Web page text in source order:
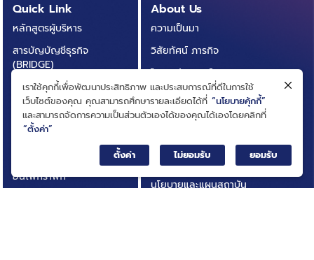
Quick Link
หลักสูตรผู้บริหาร
สารบัญบัญชีธุรกิจ
(BRIDGE)
ประกาศการจัดซื้อจัดจ้าง
รายงานประจำปี
อินโฟกราฟิก
About Us
ความเป็นมา
วิสัยทัศน์ ภารกิจ
โครงสร้างองค์กร
คณะกรรมการ
คณะผู้บริหาร
กฎหมายที่เกี่ยวข้อง
นโยบายและแผนสถาบัน
เราใช้คุกกี้เพื่อพัฒนาประสิทธิภาพ และประสบการณ์ที่ดีในการใช้
เว็บไซต์ของคุณ คุณสามารถศึกษารายละเอียดได้ที่ “นโยบายคุ้กกี้”
และสามารถจัดการความเป็นส่วนตัวเองได้ของคุณได้เองโดยคลิกที่
“ตั้งค่า”
ตั้งค่า
ไม่ยอมรับ ยอมรับ